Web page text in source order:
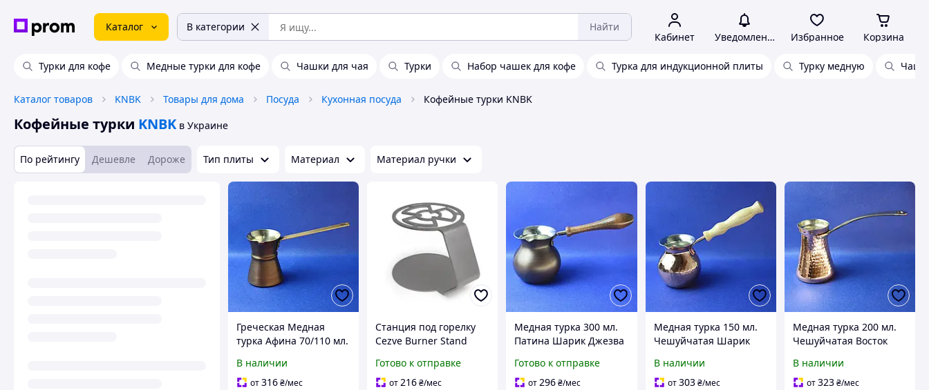
Каталог В категории Найти
Кабинет Уведомления Избранное Корзина
Турки для кофе Медные турки для кофе Чашки для чая Турки Набор чашек для кофе Турка для индукционной плиты Турку медную
Каталог товаров KNBK Товары для дома Посуда Кухонная посуда Кофейные турки KNBK
Кофейные турки KNBK в Украине
По рейтингу Дешевле Дороже Тип плиты Материал Материал ручки
Греческая Медная
турка Афина 70/110 мл.
В наличии
от316₴/мес
Станция под горелку
Cezve Burner Stand
Готово к отправке
от216₴/мес
Медная турка 300 мл.
Патина Шарик Джезва
Готово к отправке
от296₴/мес
Медная турка 150 мл.
Чешуйчатая Шарик
В наличии
от303 ₴/мес
Медная турка 200 мл.
Чешуйчатая Восток
В наличии
от323₴/мес